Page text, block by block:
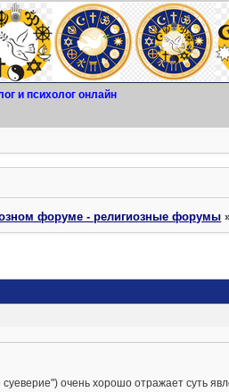
и психолог онлайн
форуме - религиозные форумы
очень хорошо отражает суть